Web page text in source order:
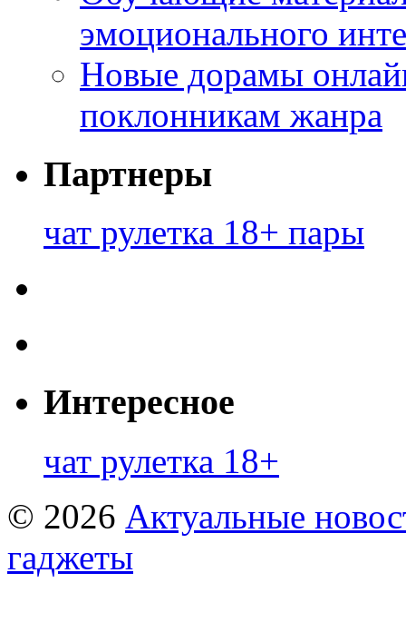
эмоционального
Новые дорамы
поклонникам жанра
Партнеры
чат рулетка 18+ пары
Интересное
чат рулетка 18+
© 2026 Актуальные
гаджеты